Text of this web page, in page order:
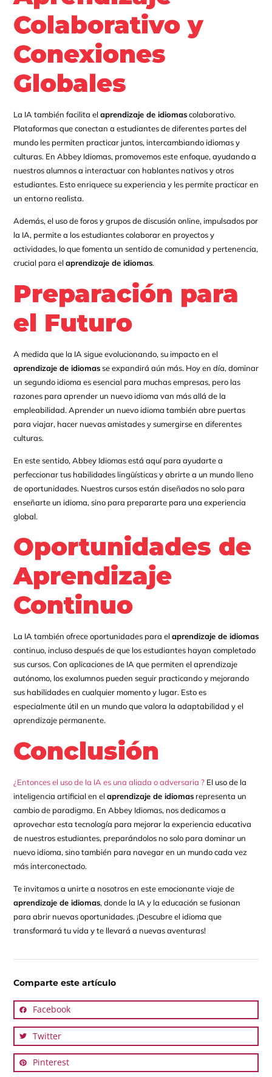
Colaborativo y
Conexiones
Globales
La IA también facilita el aprendizaje de idiomascolaborativo.
Plataformas que conectan a estudiantes de diferentes partes del
mundo les permiten practicar juntos, intercambiando idiomas y
culturas. En Abbey Idiomas, promovemos este enfoque, ayudando a
nuestros alumnos a interactuar con hablantes nativos y otros
estudiantes. Esto enriquece su experiencia y les permite practicar en
un entorno realista.
Además, el uso de foros y grupos de discusión online, impulsados por
la IA, permite a los estudiantes colaborar en proyectos y
actividades, lo que fomenta un sentido de comunidad y pertenencia,
crucial para el aprendizaje de idiomas.
Preparación para
el Futuro
A medida que la IA sigue evolucionando, su impacto en el
aprendizaje de idiomasse expandirá aún más. Hoy en día, dominar
un segundo idioma es esencial para muchas empresas, pero las
razones para aprender un nuevo idioma van más allá de la
empleabilidad. Aprender un nuevo idioma también abre puertas
para viajar, hacer nuevas amistades y sumergirse en diferentes
culturas.
En este sentido, Abbey Idiomas está aquí para ayudarte a
perfeccionar tus habilidades lingüísticas y abrirte a un mundo lleno
de oportunidades. Nuestros cursos están diseñados no solo para
enseñarte un idioma, sino para prepararte para una experiencia
global.
Oportunidades de
Aprendizaje
Continuo
La IA también ofrece oportunidades para el aprendizaje de idiomas
continuo, incluso después de que los estudiantes hayan completado
sus cursos. Con aplicaciones de IA que permiten el aprendizaje
autónomo, los exalumnos pueden seguir practicando y mejorando
sus habilidades en cualquier momento y lugar. Esto es
especialmente útil en un mundo que valora la adaptabilidad y el
aprendizaje permanente.
Conclusión
¿Entonces el uso de la IA es una aliada o adversaria ?El uso de la
inteligencia artificial en el aprendizaje de idiomasrepresenta un
cambio de paradigma. En Abbey Idiomas, nos dedicamos a
aprovechar esta tecnología para mejorar la experiencia educativa
de nuestros estudiantes, preparándolos no solo para dominar un
nuevo idioma, sino también para navegar en un mundo cada vez
más interconectado.
Te invitamos a unirte a nosotros en este emocionante viaje de
aprendizaje de idiomas, donde la IA y la educación se fusionan
para abrir nuevas oportunidades. ¡Descubre el idioma que
transformará tu vida y te llevará a nuevas aventuras!
Comparte este artículo
Facebook
Twitter
Pinterest